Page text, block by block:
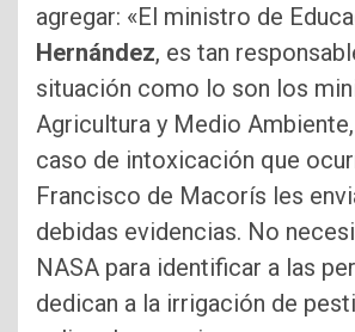
agregar: «El ministro de
Hernández, es tan
situación como lo son los
Agricultura y Medio
caso de intoxicación que
Francisco de Macorís les
debidas evidencias. No
NASA para identificar a las
dedican a la irrigación de